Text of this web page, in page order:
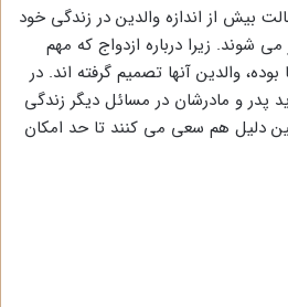
بیش از اندازه والدین در زندگی خود
می شوند. زیرا درباره ازدواج که مهم
والدین آنها تصمیم گرفته اند. در
پدر و مادرشان در مسائل دیگر زندگی
دلیل هم سعی می کنند تا حد امکان